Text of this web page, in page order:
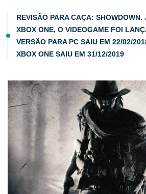
REVISÃO PARA CAÇA: SHOWDOWN.
XBOX ONE, O VIDEOGAME FOI
VERSÃO PARA PC SAIU EM 22/02/
XBOX ONE SAIU EM 31/12/2019